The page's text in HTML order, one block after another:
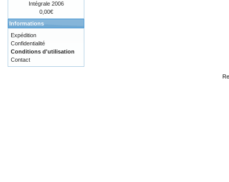
Intégrale 2006
0,00€
Informations
Expédition
Confidentialité
Conditions d'utilisation
Contact